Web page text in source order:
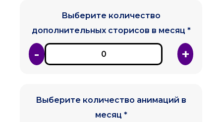
Выберите количество
дополнительных сторисов в месяц *
- +
Выберите количество анимаций в
месяц *